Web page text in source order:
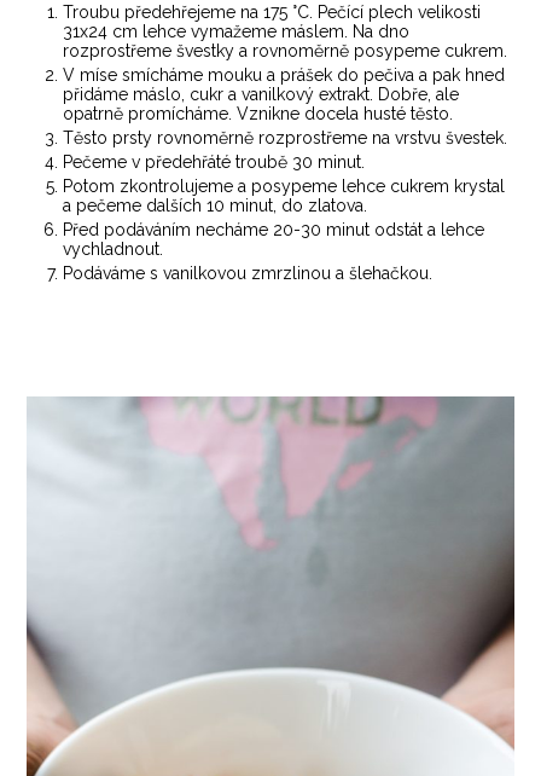
Troubu předehřejeme na 175 °C. Pečící plech velikosti
31x24 cm lehce vymažeme máslem. Na dno
rozprostřeme švestky a rovnoměrně posypeme cukrem.
V míse smícháme mouku a prášek do pečiva a pak hned
přidáme máslo, cukr a vanilkový extrakt. Dobře, ale
opatrně promícháme. Vznikne docela husté těsto.
Těsto prsty rovnoměrně rozprostřeme na vrstvu švestek.
Pečeme v předehřáté troubě 30 minut.
Potom zkontrolujeme a posypeme lehce cukrem krystal
a pečeme dalších 10 minut, do zlatova.
Před podáváním necháme 20-30 minut odstát a lehce
vychladnout.
Podáváme s vanilkovou zmrzlinou a šlehačkou.